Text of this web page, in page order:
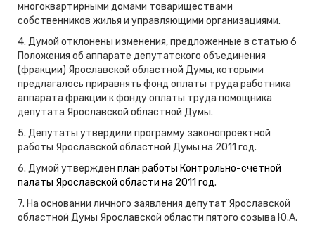
многоквартирными домами товариществами
собственников жилья и управляющими организациями.
4. Думой отклонены изменения, предложенные в статью 6
Положения об аппарате депутатского объединения
(фракции) Ярославской областной Думы, которыми
предлагалось приравнять фонд оплаты труда работника
аппарата фракции к фонду оплаты труда помощника
депутата Ярославской областной Думы.
5. Депутаты утвердили программу законопроектной
работы Ярославской областной Думы на 2011 год.
6. Думой утвержден план работы Контрольно-счетной
палаты Ярославской области на 2011 год.
7. На основании личного заявления депутат Ярославской
областной Думы Ярославской области пятого созыва Ю.А.